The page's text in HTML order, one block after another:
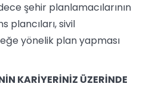
şehir planlamacılarının
plancıları, sivil
yönelik plan yapması
KARİYERİNİZ ÜZERİNDE